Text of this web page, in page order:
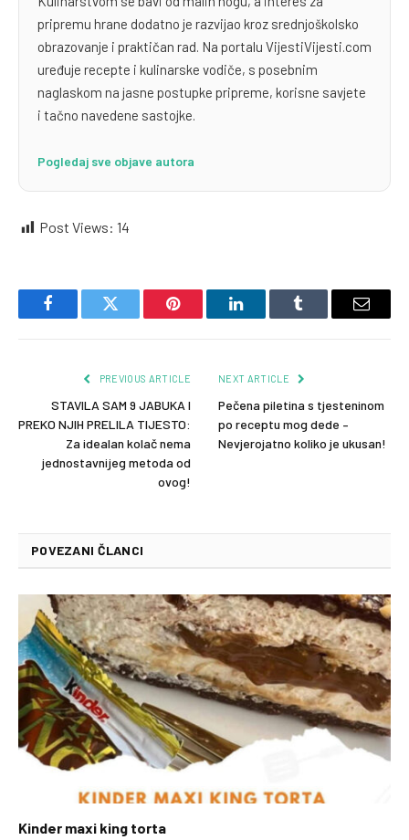
pripremu hrane dodatno je razvijao kroz srednjoškolsko
obrazovanje i praktičan rad. Na portalu VijestiVijesti.com
uređuje recepte i kulinarske vodiče, s posebnim
naglaskom na jasne postupke pripreme, korisne savjete
i tačno navedene sastojke.
Pogledaj sve objave autora
Post Views: 14
FacebookTwitter Pinterest LinkedInTumblr Email
PREVIOUS ARTICLE
STAVILA SAM 9 JABUKA I
PREKO NJIH PRELILA TIJESTO:
Za idealan kolač nema
jednostavnijeg metoda od
ovog!
NEXT ARTICLE
Pečena piletina s tjesteninom
po receptu mog dede –
Nevjerojatno koliko je ukusan!
POVEZANI ČLANCI
Kinder maxi king torta